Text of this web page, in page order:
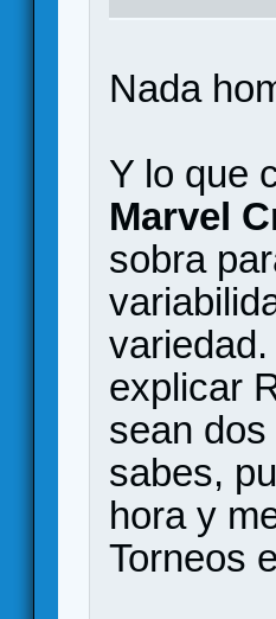
Nada
Y lo que
Marvel
sobra
explicar
sean
sabes,
hora y
Torneos